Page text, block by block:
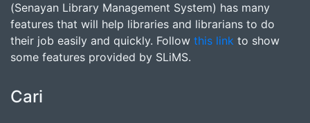
(Senayan Library Management System) has many
features that will help libraries and librarians to do
their job easily and quickly. Follow this link to show
some features provided by SLiMS.
Cari